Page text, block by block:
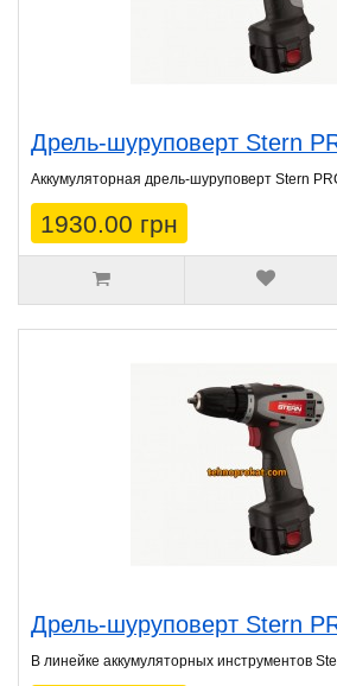
Дрель-шуруповерт Stern
Аккумуляторная дрель-шуруповерт Stern
1930.00 грн
Дрель-шуруповерт Stern
В линейке аккумуляторных инструментов